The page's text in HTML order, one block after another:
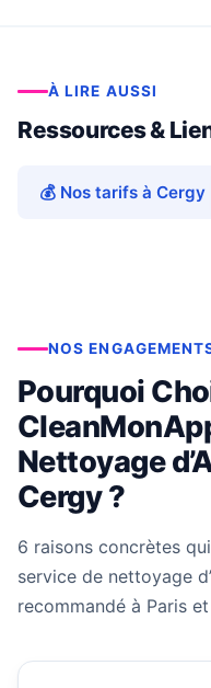
À LIRE AUSSI
Ressources &
💰 Nos tarifs à Cergy
NOS
Pourquoi
Nettoyage
Cergy ?
6 raisons concrètes
service de nettoyage
recommandé à Paris